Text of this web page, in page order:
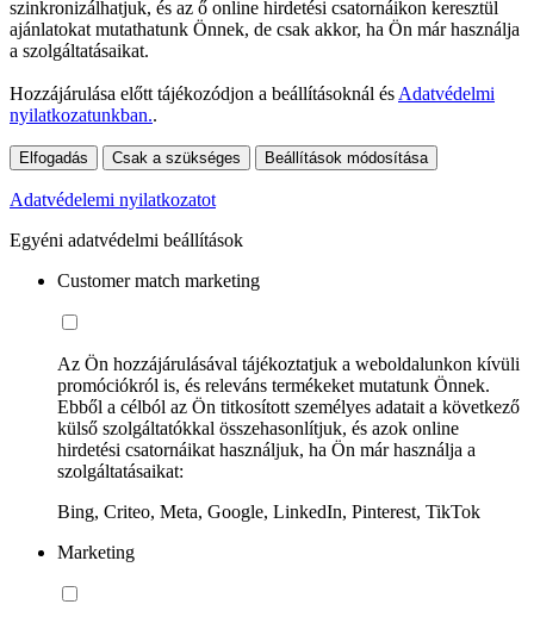
szinkronizálhatjuk, és az ő online hirdetési csatornáikon keresztül
ajánlatokat mutathatunk Önnek, de csak akkor, ha Ön már használja
a szolgáltatásaikat.
Hozzájárulása előtt tájékozódjon a beállításoknál és Adatvédelmi
nyilatkozatunkban..
Elfogadás Csak a szükséges Beállítások módosítása
Adatvédelemi nyilatkozatot
Egyéni adatvédelmi beállítások
Customer match marketing
Az Ön hozzájárulásával tájékoztatjuk a weboldalunkon kívüli
promóciókról is, és releváns termékeket mutatunk Önnek.
Ebből a célból az Ön titkosított személyes adatait a következő
külső szolgáltatókkal összehasonlítjuk, és azok online
hirdetési csatornáikat használjuk, ha Ön már használja a
szolgáltatásaikat:
Bing, Criteo, Meta, Google, LinkedIn, Pinterest, TikTok
Marketing